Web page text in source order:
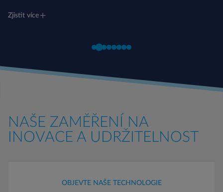
Zjistit více
NAŠE ZAMĚŘENÍ NA
INOVACE A UDRŽITELNOST
OBJEVTE NAŠE TECHNOLOGIE